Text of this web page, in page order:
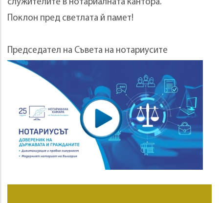
служителите в нотариалната кантора.
Поклон пред светлата й памет!
Председател на Съвета на нотариусите